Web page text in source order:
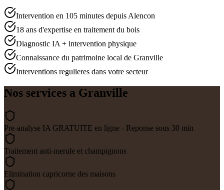
Intervention en 105 minutes depuis Alencon
18 ans d'expertise en traitement du bois
Diagnostic IA + intervention physique
Connaissance du patrimoine local de Granville
Interventions regulieres dans votre secteur
Nos services a Granville
Pre-analyse IA GRATUITE en ligne - Reponse sous 30 min
Traitement anti-merule et champignons
Elimination capricorne des maisons